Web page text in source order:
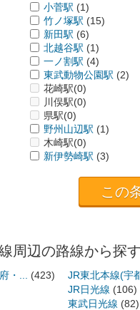
小菅駅 (1)
竹ノ塚駅 (15)
新田駅 (6)
北越谷駅 (1)
一ノ割駅 (4)
東武動物公園駅 (2)
花崎駅(0)
川俣駅(0)
県駅(0)
野州山辺駅 (1)
木崎駅(0)
新伊勢崎駅 (3)
周辺の路線から探す
・... (423) JR東北本線(宇
JR日光線 (106)
東武日光線 (82)